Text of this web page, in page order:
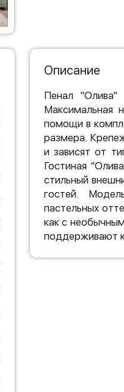
Описание
Пенал
Максимальная
помощи в
размера.
и зависят от
Гостиная
стильный
гостей.
пастельных
как с
поддерживают